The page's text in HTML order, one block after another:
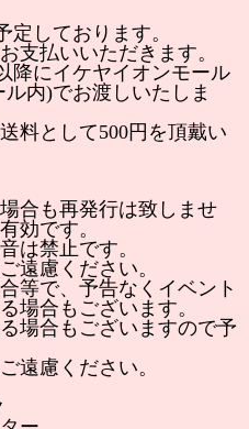
定しております。
支払いいただきます。
降にイケヤイオンモール
内)でお渡しいたしま
料として500円を頂戴い
合も再発行は致しませ
効です。
は禁止です。
遠慮ください。
等で、予告なくイベント
場合もございます。
場合もございますので予
遠慮ください。